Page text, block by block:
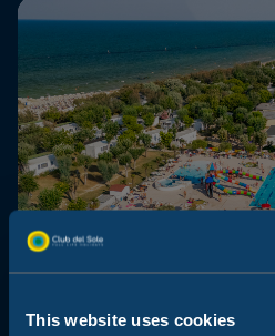
This website uses cookies